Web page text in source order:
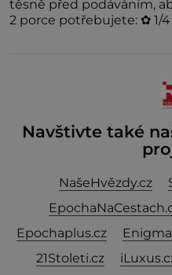
těsně před podáváním,
2 porce potřebujete: ✿ 1/
Navštivte také
NašeHvězdy.cz
Epochaplus.cz
21Stoleti.cz